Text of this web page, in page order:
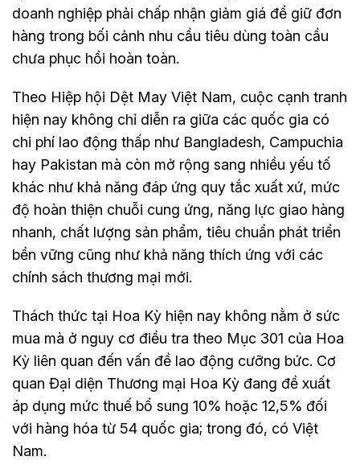
doanh nghiệp phải chấp nhận giảm giá để giữ đơn
hàng trong bối cảnh nhu cầu tiêu dùng toàn cầu
chưa phục hồi hoàn toàn.
Theo Hiệp hội Dệt May Việt Nam, cuộc cạnh tranh
hiện nay không chỉ diễn ra giữa các quốc gia có
chi phí lao động thấp như Bangladesh, Campuchia
hay Pakistan mà còn mở rộng sang nhiều yếu tố
khác như khả năng đáp ứng quy tắc xuất xứ, mức
độ hoàn thiện chuỗi cung ứng, năng lực giao hàng
nhanh, chất lượng sản phẩm, tiêu chuẩn phát triển
bền vững cũng như khả năng thích ứng với các
chính sách thương mại mới.
Thách thức tại Hoa Kỳ hiện nay không nằm ở sức
mua mà ở nguy cơ điều tra theo Mục 301 của Hoa
Kỳ liên quan đến vấn đề lao động cưỡng bức. Cơ
quan Đại diện Thương mại Hoa Kỳ đang đề xuất
áp dụng mức thuế bổ sung 10% hoặc 12,5% đối
với hàng hóa từ 54 quốc gia; trong đó, có Việt
Nam.